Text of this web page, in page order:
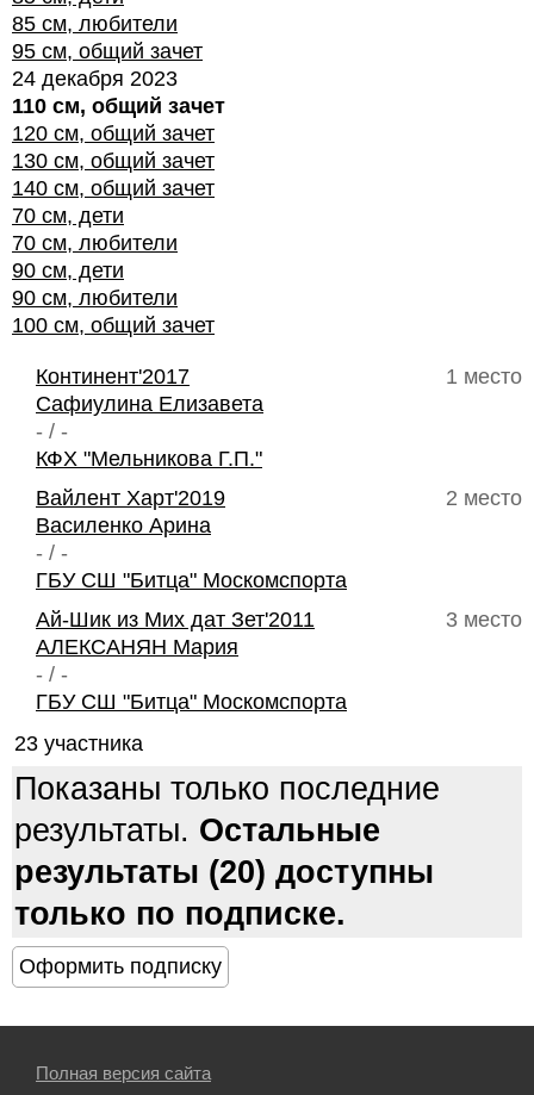
85 см, любители
95 см, общий зачет
24 декабря 2023
110 см, общий зачет
120 см, общий зачет
130 см, общий зачет
140 см, общий зачет
70 см, дети
70 см, любители
90 см, дети
90 см, любители
100 см, общий зачет
1 место
Континент'2017
Сафиулина Елизавета
- / -
КФХ "Мельникова Г.П."
2 место
Вайлент Харт'2019
Василенко Арина
- / -
ГБУ СШ "Битца" Москомспорта
3 место
Ай-Шик из Мих дат Зет'2011
АЛЕКСАНЯН Мария
- / -
ГБУ СШ "Битца" Москомспорта
23 участника
Показаны только последние
результаты. Остальные
результаты (20) доступны
только по подписке.
Полная версия сайта